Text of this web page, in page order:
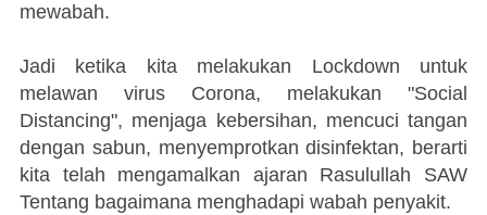
mewabah.
Jadi ketika kita melakukan Lockdown untuk
melawan virus Corona, melakukan "Social
Distancing", menjaga kebersihan, mencuci tangan
dengan sabun, menyemprotkan disinfektan, berarti
kita telah mengamalkan ajaran Rasulullah SAW
Tentang bagaimana menghadapi wabah penyakit.